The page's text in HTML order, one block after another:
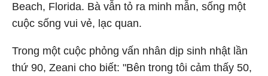
Beach, Florida. Bà vẫn tỏ ra minh mẫn, sống một
cuộc sống vui vẻ, lạc quan.
Trong một cuộc phỏng vấn nhân dịp sinh nhật lần
thứ 90, Zeani cho biết: "Bên trong tôi cảm thấy 50,